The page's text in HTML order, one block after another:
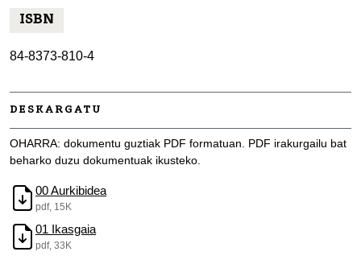
ISBN
84-8373-810-4
DESKARGATU
OHARRA: dokumentu guztiak PDF formatuan. PDF irakurgailu bat
beharko duzu dokumentuak ikusteko.
00 Aurkibidea
pdf, 15K
01 Ikasgaia
pdf, 33K